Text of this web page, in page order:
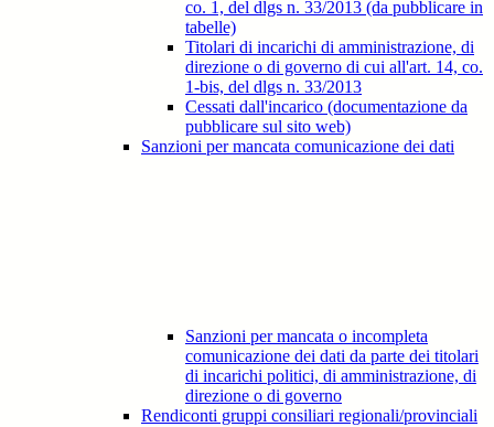
co. 1, del dlgs n. 33/2013 (da pubblicare in
tabelle)
Titolari di incarichi di amministrazione, di
direzione o di governo di cui all'art. 14, co.
1-bis, del dlgs n. 33/2013
Cessati dall'incarico (documentazione da
pubblicare sul sito web)
Sanzioni per mancata comunicazione dei dati
Sanzioni per mancata o incompleta
comunicazione dei dati da parte dei titolari
di incarichi politici, di amministrazione, di
direzione o di governo
Rendiconti gruppi consiliari regionali/provinciali